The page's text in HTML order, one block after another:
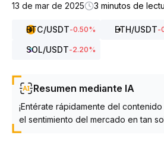
13 de mar de 2025
3 minutos de
BTC/USDT-0.50% ETH/USDT-
SOL/USDT-2.20%
Resumen mediante IA
¡Entérate rápidamente del
el sentimiento del mercado en tan